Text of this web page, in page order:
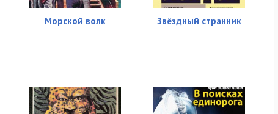
05:24
05:03
05:16
Морской волк Звёздный странник